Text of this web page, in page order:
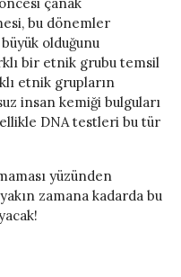
bu dönemler
olduğunu
bir etnik grubu temsil
etnik grupların
insan kemiği bulguları
DNA testleri bu tür
yüzünden
zamana kadarda bu